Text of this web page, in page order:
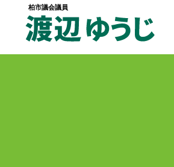
柏市議会議員